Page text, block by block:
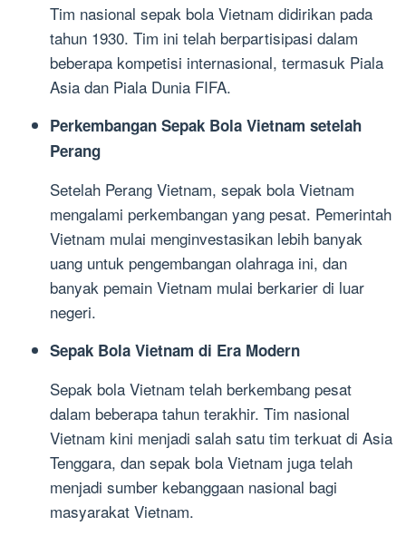
Tim nasional sepak bola Vietnam didirikan pada
tahun 1930. Tim ini telah berpartisipasi dalam
beberapa kompetisi internasional, termasuk Piala
Asia dan Piala Dunia FIFA.
Perkembangan Sepak Bola Vietnam setelah
Perang
Setelah Perang Vietnam, sepak bola Vietnam
mengalami perkembangan yang pesat. Pemerintah
Vietnam mulai menginvestasikan lebih banyak
uang untuk pengembangan olahraga ini, dan
banyak pemain Vietnam mulai berkarier di luar
negeri.
Sepak Bola Vietnam di Era Modern
Sepak bola Vietnam telah berkembang pesat
dalam beberapa tahun terakhir. Tim nasional
Vietnam kini menjadi salah satu tim terkuat di Asia
Tenggara, dan sepak bola Vietnam juga telah
menjadi sumber kebanggaan nasional bagi
masyarakat Vietnam.